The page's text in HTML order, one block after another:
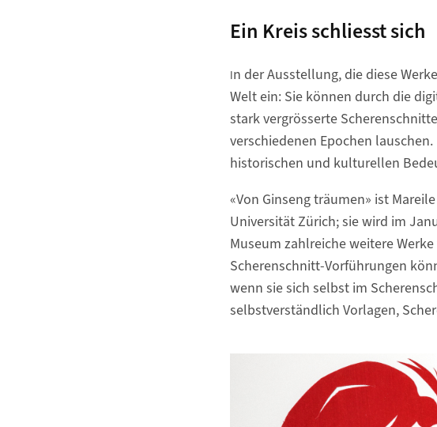
Ein Kreis schliesst sich
n der Ausstellung, die diese
Welt ein: Sie können durch die
stark vergrösserte
verschiedenen Epochen
historischen und kulturellen
«Von Ginseng träumen» ist
Universität Zürich; sie wird im
Museum zahlreiche weitere
Scherenschnitt-Vorführungen
wenn sie sich selbst im
selbstverständlich Vorlagen,